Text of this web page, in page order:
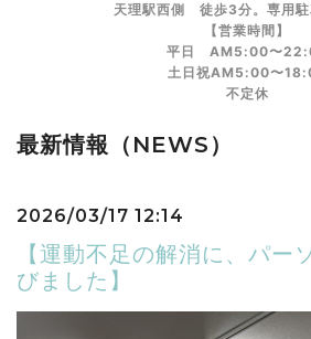
天理駅西側 徒歩3分。専用駐
【営業時間】
平日 AM5:00〜
土日祝AM5:00〜
不定休
最新情報（NEWS）
2026/03/17 12:14
【運動不足の解消に、パー
びました】